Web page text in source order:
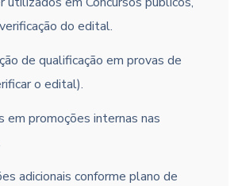
do edital.
de qualificação em provas de
o edital).
em promoções internas nas
adicionais conforme plano de